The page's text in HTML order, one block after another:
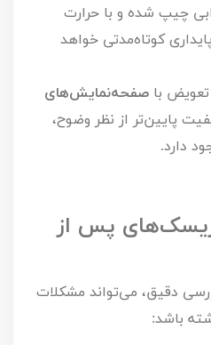
چیپ شده و با حرارت
کوتاه‌مدتی خواهد
با صفحه‌نمایش‌های
پایین‌تر از نظر وضوح،
دارد.
پس از
دقیق، می‌تواند مشکلات
باشد: